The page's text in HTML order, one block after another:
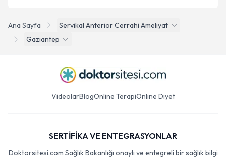
Ana Sayfa
Servikal Anterior Cerrahi Ameliyat
Gaziantep
VideolarBlogOnline TerapiOnline Diyet
SERTİFİKA VE ENTEGRASYONLAR
Doktorsitesi.com Sağlık Bakanlığı onaylı ve entegreli bir sağlık bilgi